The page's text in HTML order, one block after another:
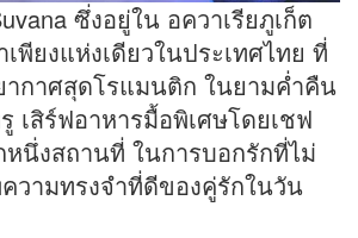
ซึ่งอยู่ใน อควาเรียภูเก็ต
พียงแห่งเดียวในประเทศไทย ที่
ากาศสุดโรแมนติก ในยามค่ำคืน
เสิร์ฟอาหารมื้อพิเศษโดยเชฟ
นึ่งสถานที่ ในการบอกรักที่ไม่
วามทรงจำที่ดีของคู่รักในวัน